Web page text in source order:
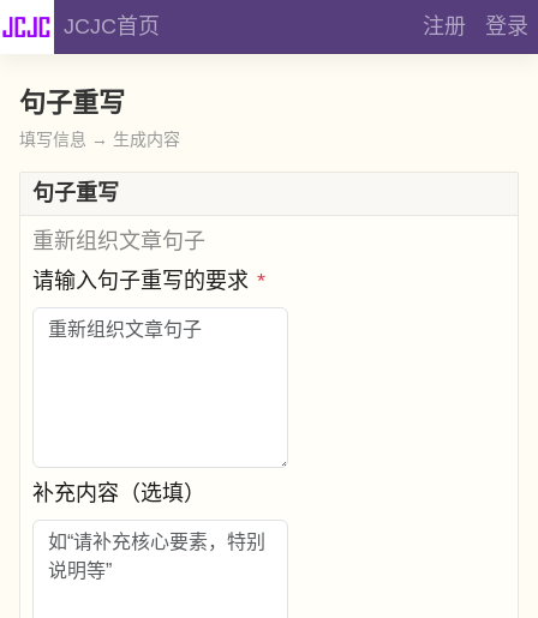
JCJC首页 注册 登录
句子重写
填写信息 → 生成内容
句子重写
重新组织文章句子
请输入句子重写的要求 *
补充内容（选填）